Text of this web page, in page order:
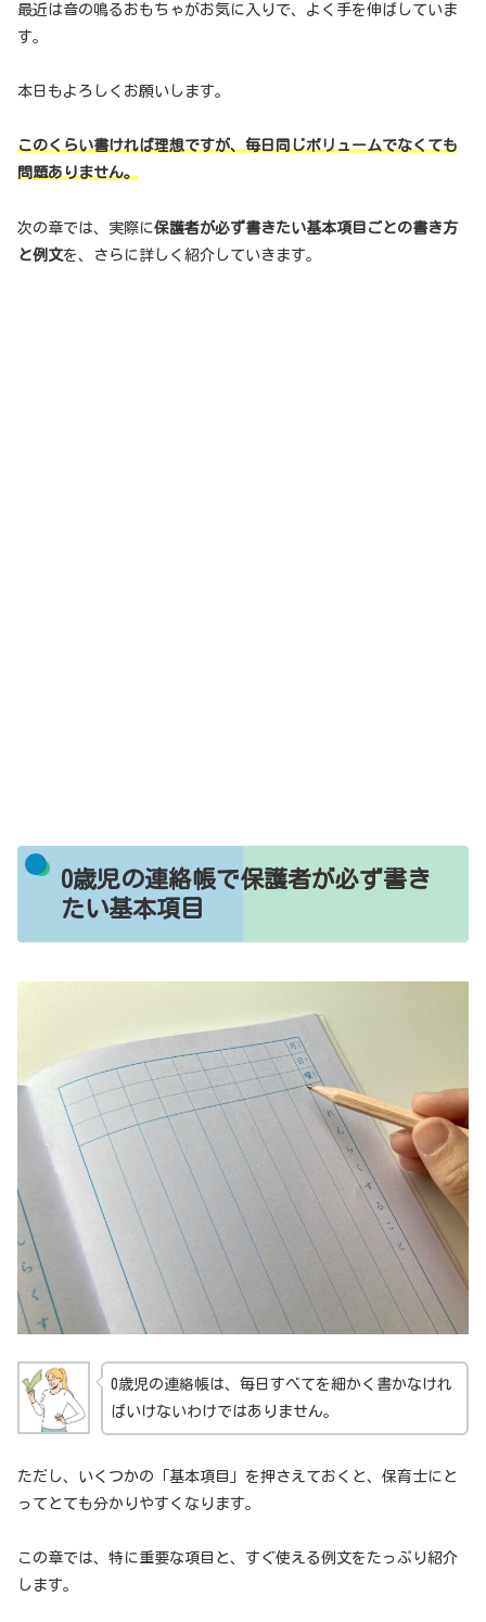
最近は音の鳴るおもちゃがお気に入りで、よく手を伸ばしていま
す。
本日もよろしくお願いします。
このくらい書ければ理想ですが、毎日同じボリュームでなくても
問題ありません。
次の章では、実際に保護者が必ず書きたい基本項目ごとの書き方
と例文を、さらに詳しく紹介していきます。
0歳児の連絡帳で保護者が必ず書き
たい基本項目
0歳児の連絡帳は、毎日すべてを細かく書かなけれ
ばいけないわけではありません。
ただし、いくつかの「基本項目」を押さえておくと、保育士にと
ってとても分かりやすくなります。
この章では、特に重要な項目と、すぐ使える例文をたっぷり紹介
します。